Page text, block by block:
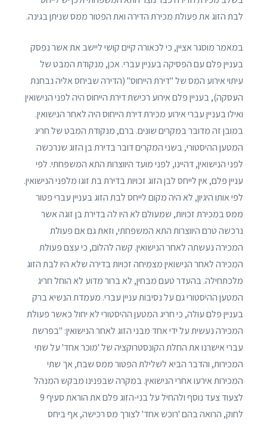
לבת הזוג את פעולת מכירת הדירה ואת הפטור ממס שניתן בגינה.
במאמר מוסגר אציין, כי לכאורה קיים קושי ליישב את אשר נפסק
בעניין פלם עם הפסיקה בעניין עברי. אכן, מנקודת המבט של
עיתוי אירוע המס של "דירת הייחוס" (הדירה שביחס אליה נבחנת
העסקה), בעניין פלם אירוע רכישת דירת הייחוס היה לפני הנישואין
ואילו בעניין עברי אירוע מכירת דירת הייחוס היה לאחר הנישואין.
במובן זה מדובר במקרים שונים. ברם, מנקודת המבט של חריג
המטען ההיסטורי, בשני המקרים דובר בדירת בן הזוג שנרכשה
לפני הנישואין, דהיינו, לפני מועד היווצרות התא המשפחתי. לפי
עניין פלם, אין לייחס לבן הזוג זכויות בדירת בת זוגו מלפני הנישואין.
לפי אותו היגיון, לא היה מקום לייחס לבת הזוג בעניין עברי פטור
ממס במכירת זכויות, שמעולם לא היו לה בדירת בן זוגה אשר
נרכשה טרם היווצרות התא המשפחתי, וזאת גם אם פעולת
המכירה נעשתה לאחר הנישואין. קשה להלום, כי עצם פעולת
המכירה לאחר הנישואין מצמיחה זכויות בדירה שלא היו לבת הזוג
מלכתחילה. בהעדר טעם מבחין, לא ברור מדוע לא הוחל חריג
המטען ההיסטורי גם על נסיבות עניין עברי. מעמדת הנשיא ברק
בעניין פלם עולה, כי חריג המטען ההיסטורי לא יחול כאשר פעולת
המכירה נעשית על ידי אחד מבני הזוג לאחר הנישואין: "בפרשת
עברי אישרנו את החלת הקונסטרוקציה של 'מוכר אחד' על שתי
המכירות, והדבר הביא לשלילת הפטור ממס שבח, אך שתי
המכירות אירעו אחרי הנישואין. במקרה שבפנינו מבקש המנהל
לצעוד צעד נוסף ולהחיל על בני-הזוג פלם את הוראת סעיף 9
לחוק, הרואה בהם 'רוכש אחד' לצורך מס רכישה, אף ביחס